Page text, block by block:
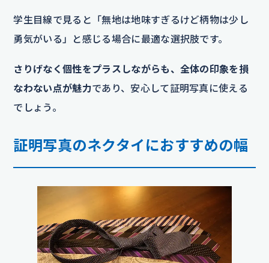
学生目線で見ると「無地は地味すぎるけど柄物は少し
勇気がいる」と感じる場合に最適な選択肢です。
さりげなく個性をプラスしながらも、全体の印象を損
なわない点が魅力であり、安心して証明写真に使える
でしょう。
証明写真のネクタイにおすすめの幅